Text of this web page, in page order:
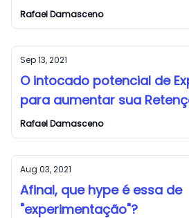
Rafael Damasceno
Sep 13, 2021
O intocado potencial de
para aumentar sua
Rafael Damasceno
Aug 03, 2021
Afinal, que hype é essa de
"experimentação"​?